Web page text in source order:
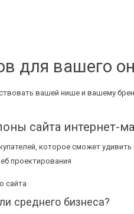
для вашего
вашей нише и вашему
сайта интернет-
которое сможет удивить
проектирования
сайта
среднего бизнеса?